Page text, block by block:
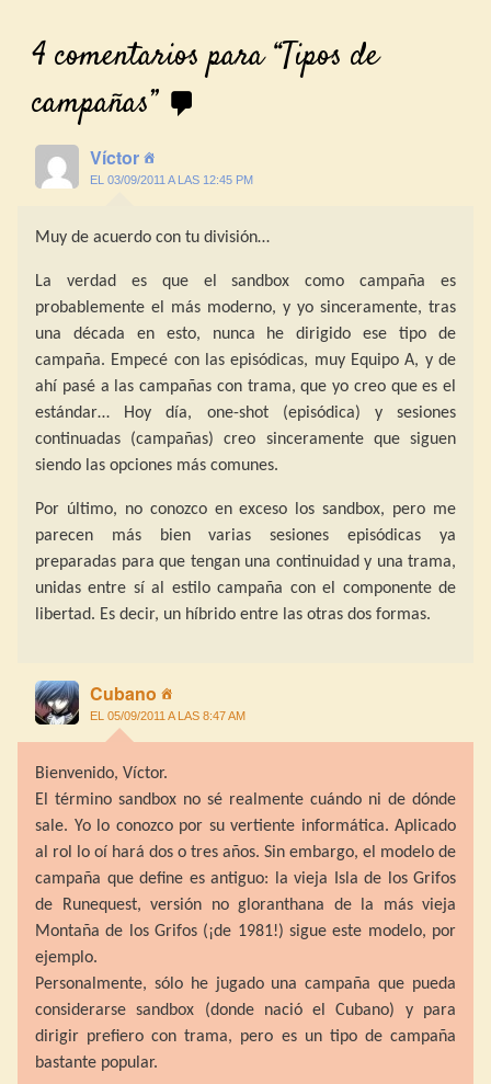
4 comentarios para “Tipos de
campañas”
Víctor
EL 03/09/2011 A LAS 12:45 PM
Muy de acuerdo con tu división…
La verdad es que el sandbox como campaña es
probablemente el más moderno, y yo sinceramente, tras
una década en esto, nunca he dirigido ese tipo de
campaña. Empecé con las episódicas, muy Equipo A, y de
ahí pasé a las campañas con trama, que yo creo que es el
estándar… Hoy día, one-shot (episódica) y sesiones
continuadas (campañas) creo sinceramente que siguen
siendo las opciones más comunes.
Por último, no conozco en exceso los sandbox, pero me
parecen más bien varias sesiones episódicas ya
preparadas para que tengan una continuidad y una trama,
unidas entre sí al estilo campaña con el componente de
libertad. Es decir, un híbrido entre las otras dos formas.
Cubano
EL 05/09/2011 A LAS 8:47 AM
Bienvenido, Víctor.
El término sandbox no sé realmente cuándo ni de dónde
sale. Yo lo conozco por su vertiente informática. Aplicado
al rol lo oí hará dos o tres años. Sin embargo, el modelo de
campaña que define es antiguo: la vieja Isla de los Grifos
de Runequest, versión no gloranthana de la más vieja
Montaña de los Grifos (¡de 1981!) sigue este modelo, por
ejemplo.
Personalmente, sólo he jugado una campaña que pueda
considerarse sandbox (donde nació el Cubano) y para
dirigir prefiero con trama, pero es un tipo de campaña
bastante popular.